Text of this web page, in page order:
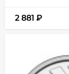
2 881 ₽